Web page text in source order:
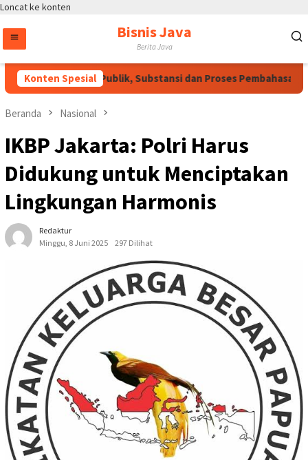
Loncat ke konten
Bisnis Java
Berita Java
Konten Spesial
Perlu Dukungan Publik, Substansi dan Proses Pembahasan
Beranda Nasional
IKBP Jakarta: Polri Harus
Didukung untuk Menciptakan
Lingkungan Harmonis
Redaktur
Minggu, 8 Juni 2025
297 Dilihat